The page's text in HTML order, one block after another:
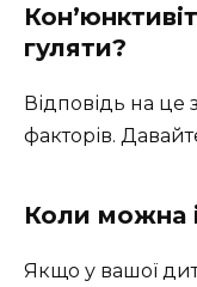
гуляти?
Відповідь на це
факторів.
Коли можна
Якщо у вашої